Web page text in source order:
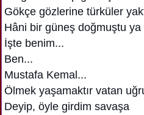
Gökçe gözlerine türküler
Hâni bir güneş doğmuştu ya
İşte benim...
Ben...
Mustafa Kemal...
Ölmek yaşamaktır vatan
Deyip, öyle girdim savaşa